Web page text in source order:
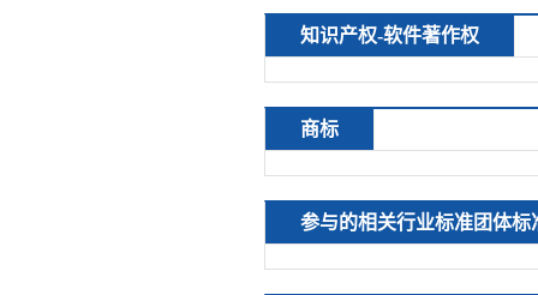
知识产权-软件著作权
商标
参与的相关行业标准团体标